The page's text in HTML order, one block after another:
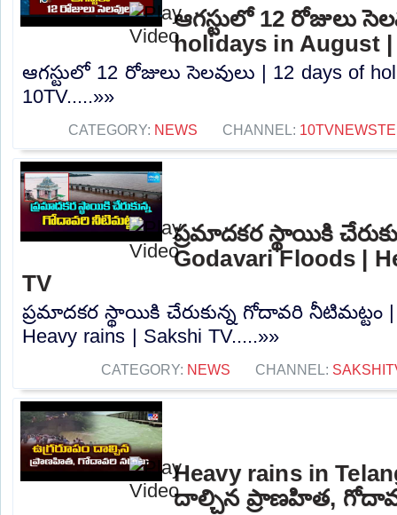
ఆగస్టులో 12 రోజులు
holidays in August |
ఆగస్టులో 12 రోజులు సెలవులు | 12 days of
10TV.....»»
CATEGORY: NEWS CHANNEL:
ప్రమాదకర స్థాయికి
Godavari Floods |
TV
ప్రమాదకర స్థాయికి చేరుకున్న గోదావరి నీటిమట్టం |
Heavy rains | Sakshi TV.....»»
CATEGORY: NEWS CHANNEL:
Heavy rains in
దాల్చిన ప్రాణహిత,